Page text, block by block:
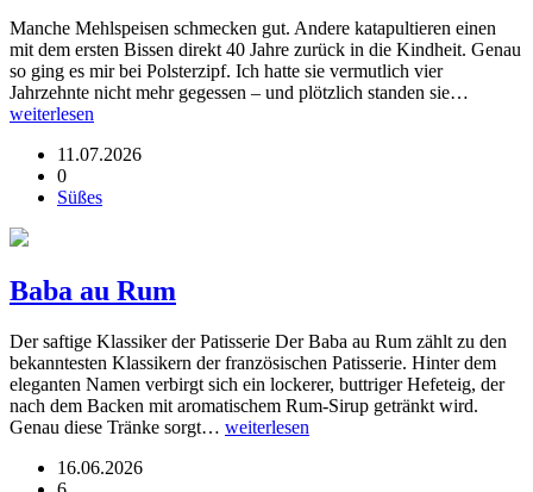
Manche Mehlspeisen schmecken gut. Andere katapultieren einen
mit dem ersten Bissen direkt 40 Jahre zurück in die Kindheit. Genau
so ging es mir bei Polsterzipf. Ich hatte sie vermutlich vier
Jahrzehnte nicht mehr gegessen – und plötzlich standen sie…
weiterlesen
11.07.2026
0
Süßes
Baba au Rum
Der saftige Klassiker der Patisserie Der Baba au Rum zählt zu den
bekanntesten Klassikern der französischen Patisserie. Hinter dem
eleganten Namen verbirgt sich ein lockerer, buttriger Hefeteig, der
nach dem Backen mit aromatischem Rum-Sirup getränkt wird.
Genau diese Tränke sorgt… weiterlesen
16.06.2026